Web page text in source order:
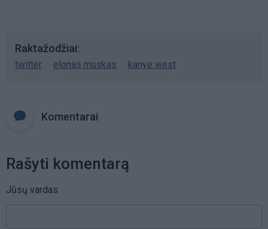
Raktažodžiai
twitter elonas muskas kanye west
Komentarai
Rašyti komentarą
Jūsų vardas